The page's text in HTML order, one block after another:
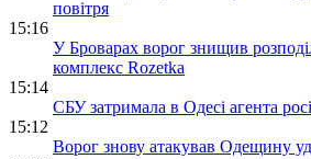
повітря
15:16
У Броварах ворог знищив
комплекс Rozetka
15:14
СБУ затримала в Одесі агента
15:12
Ворог знову атакував Одещину